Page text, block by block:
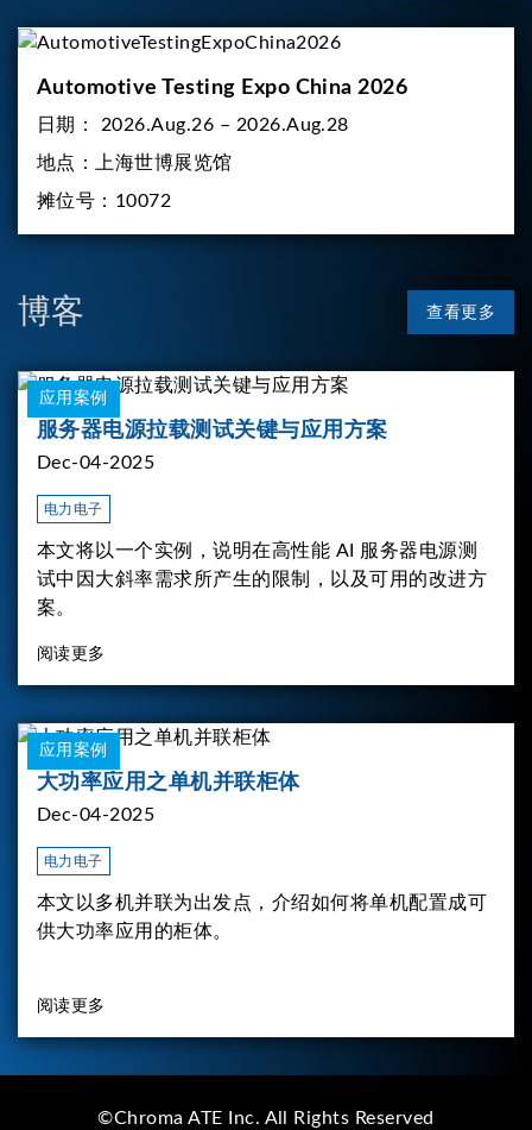
Automotive Testing Expo China 2026
日期：
2026.Aug.26 – 2026.Aug.28
地点：
上海世博展览馆
摊位号： 10072
博客 查看更多
应用案例
服务器电源拉载测试关键与应用方案
Dec-04-2025
电力电子
本文将以一个实例，说明在高性能 AI 服务器电源测
试中因大斜率需求所产生的限制，以及可用的改进方
案。
阅读更多
应用案例
大功率应用之单机并联柜体
Dec-04-2025
电力电子
本文以多机并联为出发点，介绍如何将单机配置成可
供大功率应用的柜体。
阅读更多
©Chroma ATE Inc. All Rights Reserved